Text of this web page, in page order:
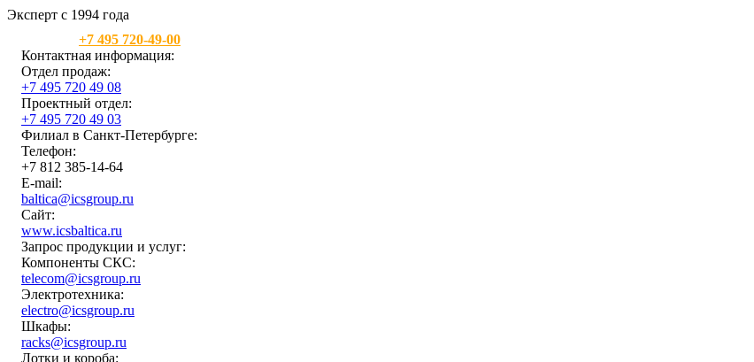
Эксперт с 1994 года
+7 495 720-49-00
Контактная информация:
Отдел продаж:
+7 495 720 49 08
Проектный отдел:
+7 495 720 49 03
Филиал в Санкт-Петербурге:
Телефон:
+7 812 385-14-64
E-mail:
baltica@icsgroup.ru
Сайт:
www.icsbaltica.ru
Запрос продукции и услуг:
Компоненты СКС:
telecom@icsgroup.ru
Электротехника:
electro@icsgroup.ru
Шкафы:
racks@icsgroup.ru
Лотки и короба: